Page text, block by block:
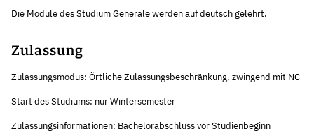
Die Module des Studium Generale werden auf deutsch gelehrt.
Zulassung
Zulassungsmodus: Örtliche Zulassungsbeschränkung, zwingend mit NC
Start des Studiums: nur Wintersemester
Zulassungsinformationen: Bachelorabschluss vor Studienbeginn